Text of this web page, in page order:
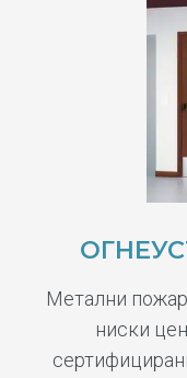
Метални
ниски